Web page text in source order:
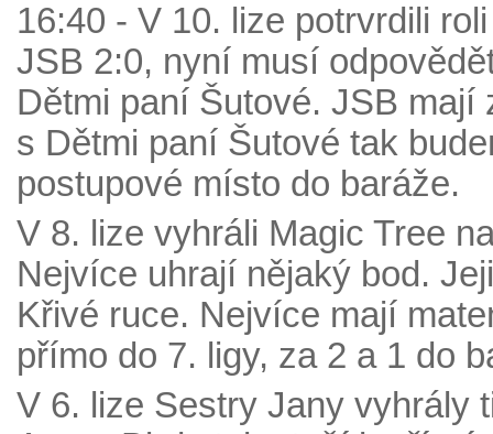
16:40 - V 10. lize potrvrdili
JSB 2:0, nyní musí
Dětmi paní Šutové. JSB
s Dětmi paní Šutové tak
postupové místo do baráže.
V 8. lize vyhráli Magic Tree
Nejvíce uhrají nějaký bod.
Křivé ruce. Nejvíce mají
přímo do 7. ligy, za 2 a 1 do
V 6. lize Sestry Jany vyhrály